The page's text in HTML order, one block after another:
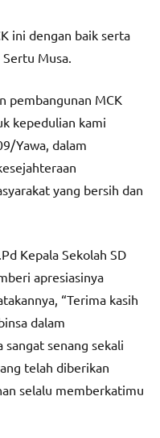
ini dengan baik serta
Musa.
pembangunan MCK
kepedulian kami
Yawa, dalam
yang bersih dan
Kepala Sekolah SD
apresiasinya
“Terima kasih
dalam
senang sekali
telah diberikan
selalu memberkatimu